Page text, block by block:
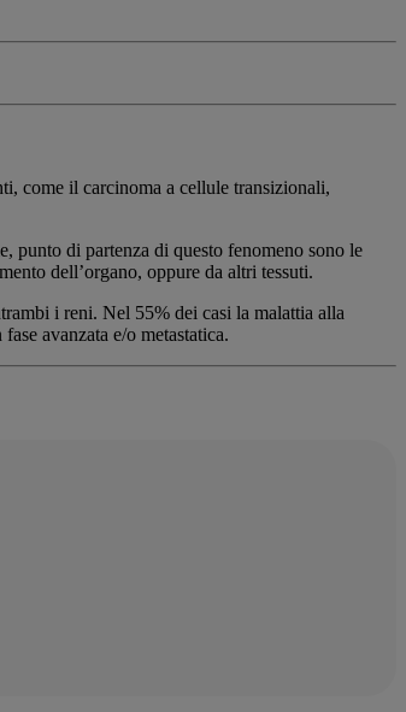
come il carcinoma a cellule transizionali,
punto di partenza di questo fenomeno sono le
dell’organo, oppure da altri tessuti.
i reni. Nel 55% dei casi la malattia alla
avanzata e/o metastatica.